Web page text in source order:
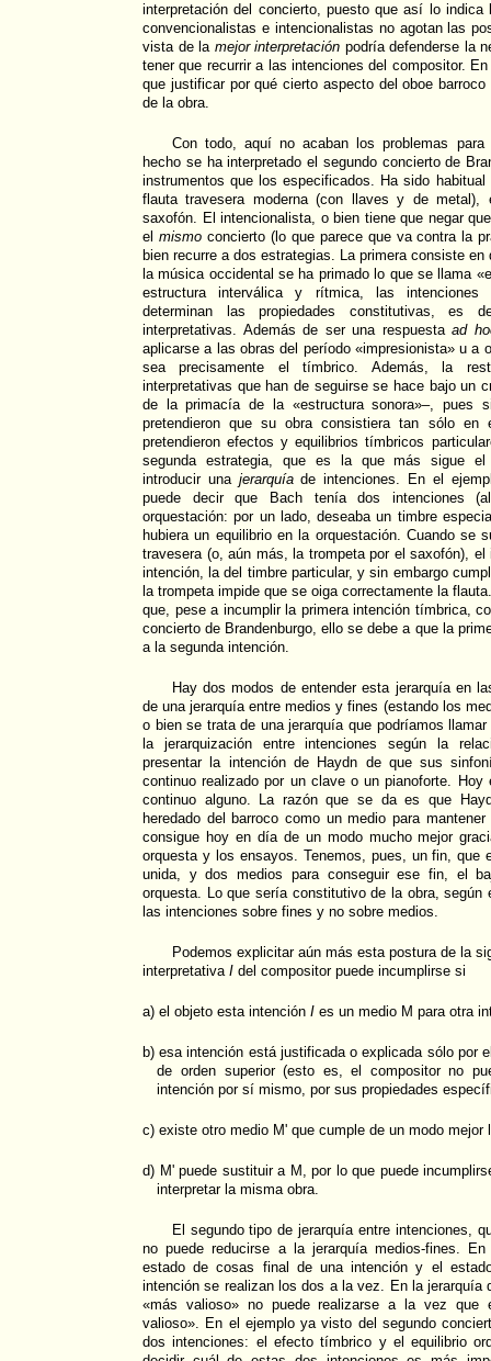
interpretación del concierto, puesto que así lo
convencionalistas e intencionalistas no agotan las
vista de la mejor interpretación podría defenderse la
tener que recurrir a las intenciones del compositor.
que justificar por qué cierto aspecto del oboe
de la obra.
Con todo, aquí no acaban los problemas para
hecho se ha interpretado el segundo concierto de
instrumentos que los especificados. Ha sido
flauta travesera moderna (con llaves y de
saxofón. El intencionalista, o bien tiene que negar
el mismoconcierto (lo que parece que va contra la
bien recurre a dos estrategias. La primera consiste
la música occidental se ha primado lo que se llama
estructura interválica y rítmica, las intenciones
determinan las propiedades constitutivas, es
interpretativas. Además de ser una respuestaad
aplicarse a las obras del período «impresionista» u a
sea precisamente el tímbrico. Además, la
interpretativas que han de seguirse se hace bajo un
de la primacía de la «estructura sonora»–, pues
pretendieron que su obra consistiera tan sólo en
pretendieron efectos y equilibrios tímbricos
segunda estrategia, que es la que más sigue el
introducir una jerarquíade intenciones. En el
puede decir que Bach tenía dos intenciones
orquestación: por un lado, deseaba un timbre
hubiera un equilibrio en la orquestación. Cuando se
travesera (o, aún más, la trompeta por el saxofón), el
intención, la del timbre particular, y sin embargo
la trompeta impide que se oiga correctamente la
que, pese a incumplir la primera intención tímbrica,
concierto de Brandenburgo, ello se debe a que la
a la segunda intención.
Hay dos modos de entender esta jerarquía en
de una jerarquía entre medios y fines (estando los
o bien se trata de una jerarquía que podríamos
la jerarquización entre intenciones según la
presentar la intención de Haydn de que sus
continuo realizado por un clave o un pianoforte.
continuo alguno. La razón que se da es que
heredado del barroco como un medio para
consigue hoy en día de un modo mucho mejor
orquesta y los ensayos. Tenemos, pues, un fin, que
unida, y dos medios para conseguir ese fin, el
orquesta. Lo que sería constitutivo de la obra, según
las intenciones sobre fines y no sobre medios.
Podemos explicitar aún más esta postura de la
interpretativa I del compositor puede incumplirse si
a) el objeto esta intención I es un medio M para otra
b) esa intención está justificada o explicada sólo por
de orden superior (esto es, el compositor no
intención por sí mismo, por sus propiedades
c) existe otro medio M' que cumple de un modo mejor
d) M' puede sustituir a M, por lo que puede
interpretar la misma obra.
El segundo tipo de jerarquía entre intenciones,
no puede reducirse a la jerarquía medios-fines.
estado de cosas final de una intención y el
intención se realizan los dos a la vez. En la jerarquía
«más valioso» no puede realizarse a la vez que
valioso». En el ejemplo ya visto del segundo
dos intenciones: el efecto tímbrico y el equilibrio